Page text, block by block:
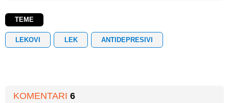
TEME
LEKOVI LEK ANTIDEPRESIVI
KOMENTARI 6